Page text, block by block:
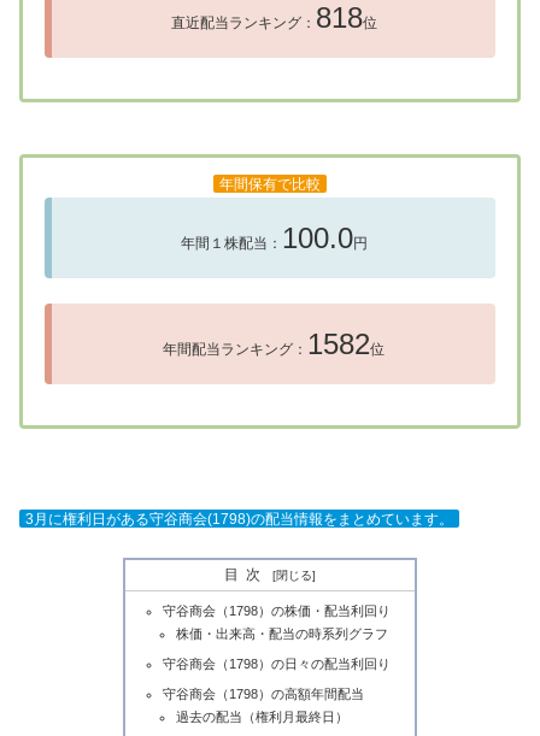
直近配当ランキング： 818位
年間保有で比較
年間１株配当： 100.0円
年間配当ランキング： 1582位
3月に権利日がある守谷商会(1798)の配当情報をまとめています。
目次
守谷商会（1798）の株価・配当利回り
株価・出来高・配当の時系列グラフ
守谷商会（1798）の日々の配当利回り
守谷商会（1798）の高額年間配当
過去の配当（権利月最終日）